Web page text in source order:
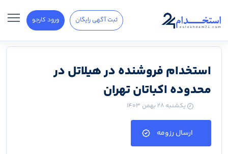
ثبت آگهی رایگان ورود کارجو
استخدام فروشنده در هیلاتل در
محدوده اکباتان تهران
یکشنبه ۲۸ بهمن ۱۴۰۳
ارسال رزومه